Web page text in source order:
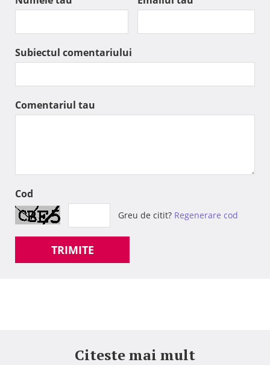
Subiectul comentariului
Comentariul tau
Cod
Greu de citit? Regenerare cod
TRIMITE
Citeste mai mult